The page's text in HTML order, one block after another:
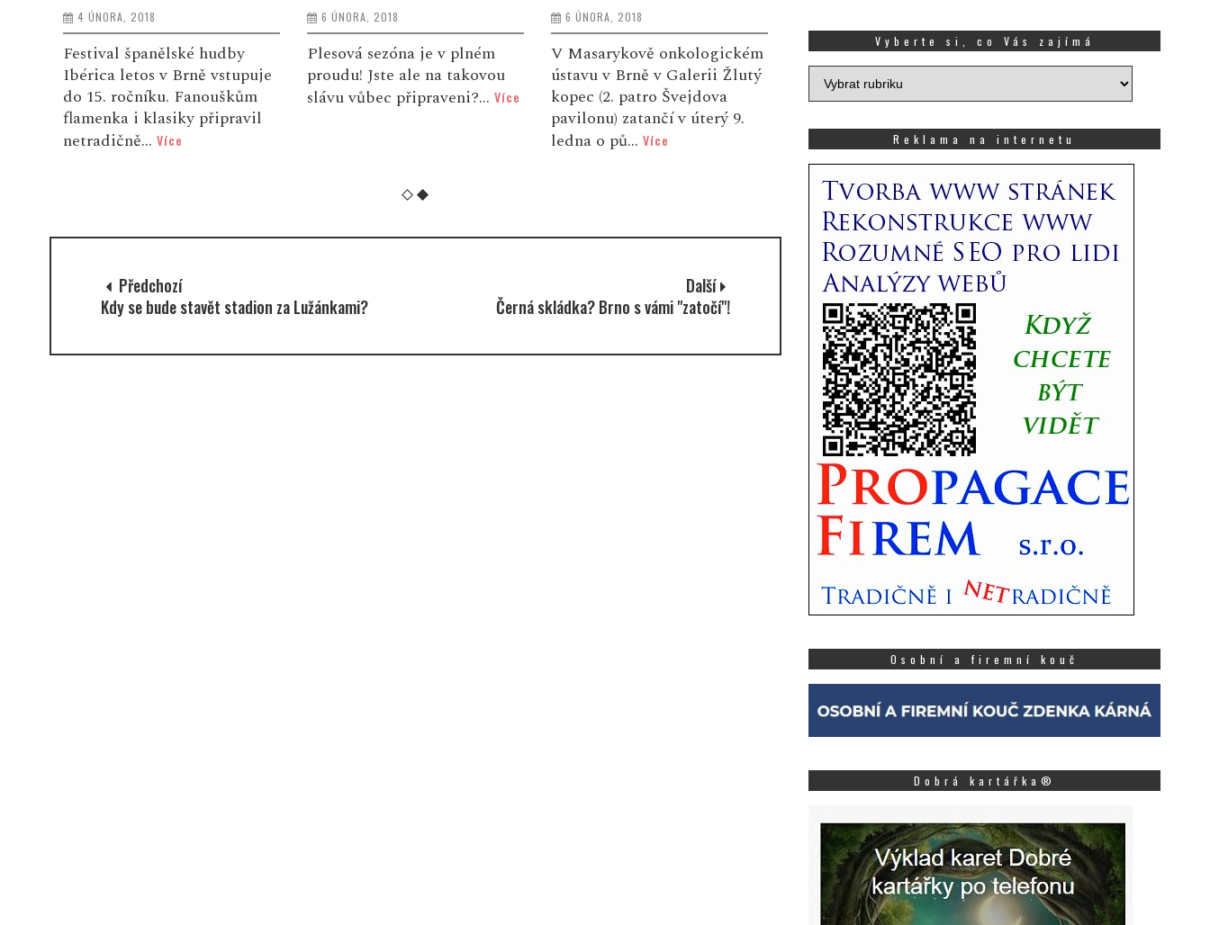
4 ÚNORA, 2018
Festival španělské hudby
Ibérica letos v Brně vstupuje
do 15. ročníku. Fanouškům
flamenka i klasiky připravil
netradičně... Více
6 ÚNORA, 2018
Plesová sezóna je v plném
proudu! Jste ale na takovou
slávu vůbec připraveni?... Více
6 ÚNORA, 2018
V Masarykově onkologickém
ústavu v Brně v Galerii Žlutý
kopec (2. patro Švejdova
pavilonu) zatančí v úterý 9.
ledna o pů... Více
Předchozí
Kdy se bude stavět stadion za Lužánkami?
Další
Černá skládka? Brno s vámi "zatočí"!
Vyberte si, co Vás zajímá
Vyberte
si,
zajímá
Reklama na internetu
Osobní a firemní kouč
Dobrá kartářka®